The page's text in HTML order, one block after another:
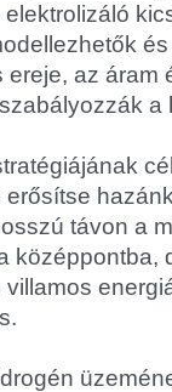
az áram
a
távon a
középpontba,